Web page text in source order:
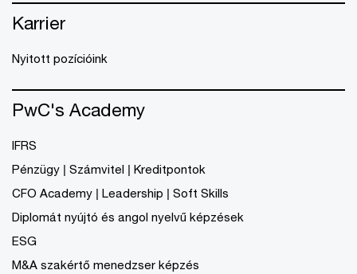
Karrier
Nyitott pozícióink
PwC's Academy
IFRS
Pénzügy | Számvitel | Kreditpontok
CFO Academy | Leadership | Soft Skills
Diplomát nyújtó és angol nyelvű képzések
ESG
M&A szakértő menedzser képzés